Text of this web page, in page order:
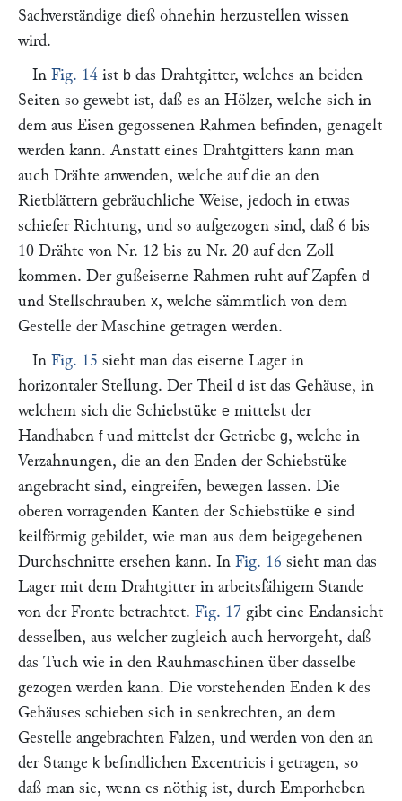
Sachverständige dieß ohnehin herzustellen wissen
wird.
In Fig. 14 ist b das Drahtgitter, welches an beiden
Seiten so gewebt ist, daß es an Hölzer, welche sich in
dem aus Eisen gegossenen Rahmen befinden, genagelt
werden kann. Anstatt eines Drahtgitters kann man
auch Drähte anwenden, welche auf die an den
Rietblättern gebräuchliche Weise, jedoch in etwas
schiefer Richtung, und so aufgezogen sind, daß 6 bis
10 Drähte von Nr. 12 bis zu Nr. 20 auf den Zoll
kommen. Der gußeiserne Rahmen ruht auf Zapfen d
und Stellschrauben x, welche sämmtlich von dem
Gestelle der Maschine getragen werden.
In Fig. 15 sieht man das eiserne Lager in
horizontaler Stellung. Der Theil d ist das Gehäuse, in
welchem sich die Schiebstüke e mittelst der
Handhaben fund mittelst der Getriebe g, welche in
Verzahnungen, die an den Enden der Schiebstüke
angebracht sind, eingreifen, bewegen lassen. Die
oberen vorragenden Kanten der Schiebstüke e sind
keilförmig gebildet, wie man aus dem beigegebenen
Durchschnitte ersehen kann. In Fig. 16 sieht man das
Lager mit dem Drahtgitter in arbeitsfähigem Stande
von der Fronte betrachtet. Fig. 17 gibt eine Endansicht
desselben, aus welcher zugleich auch hervorgeht, daß
das Tuch wie in den Rauhmaschinen über dasselbe
gezogen werden kann. Die vorstehenden Enden k des
Gehäuses schieben sich in senkrechten, an dem
Gestelle angebrachten Falzen, und werden von den an
der Stange k befindlichen Excentricis i getragen, so
daß man sie, wenn es nöthig ist, durch Emporheben